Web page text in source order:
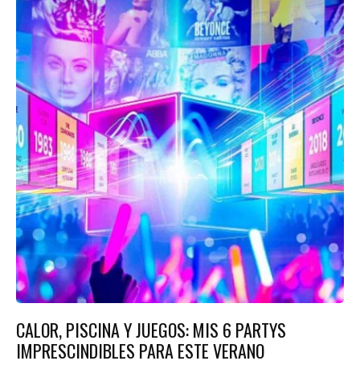
CALOR, PISCINA Y JUEGOS: MIS 6 PARTYS
IMPRESCINDIBLES PARA ESTE VERANO